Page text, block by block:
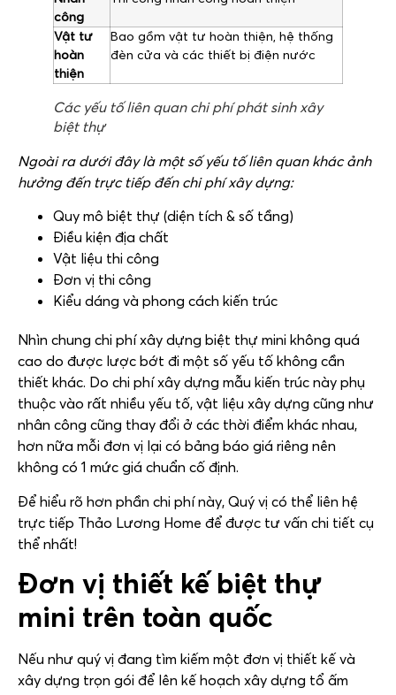
công
Vật tư
hoàn
thiện
Bao gồm vật tư hoàn thiện, hệ thống
đèn cửa và các thiết bị điện nước
Các yếu tố liên quan chi phí phát sinh xây
biệt thự
Ngoài ra dưới đây là một số yếu tố liên quan khác ảnh
hưởng đến trực tiếp đến chi phí xây dựng:
Quy mô biệt thự (diện tích & số tầng)
Điều kiện địa chất
Vật liệu thi công
Đơn vị thi công
Kiểu dáng và phong cách kiến trúc
Nhìn chung chi phí xây dựng biệt thự mini không quá
cao do được lược bớt đi một số yếu tố không cần
thiết khác. Do chi phí xây dựng mẫu kiến trúc này phụ
thuộc vào rất nhiều yếu tố, vật liệu xây dựng cũng như
nhân công cũng thay đổi ở các thời điểm khác nhau,
hơn nữa mỗi đơn vị lại có bảng báo giá riêng nên
không có 1 mức giá chuẩn cố định.
Để hiểu rõ hơn phần chi phí này, Quý vị có thể liên hệ
trực tiếp Thảo Lương Home để được tư vấn chi tiết cụ
thể nhất!
Đơn vị thiết kế biệt thự
mini trên toàn quốc
Nếu như quý vị đang tìm kiếm một đơn vị thiết kế và
xây dựng trọn gói để lên kế hoạch xây dựng tổ ấm